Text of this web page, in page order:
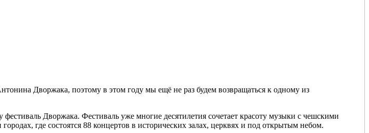
Дворжака, поэтому в этом году мы ещё не раз будем возвращаться к одному из
Дворжака. Фестиваль уже многие десятилетия сочетает красоту музыки с чешскими
где состоятся 88 концертов в исторических залах, церквях и под открытым небом.